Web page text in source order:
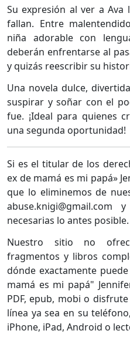
Su expresión al ver a
fallan. Entre
niña adorable con
deberán enfrentarse al
y quizás reescribir su
Una novela dulce,
suspirar y soñar con el
fue. ¡Ideal para quienes
una segunda oportunidad!
Si es el titular de los
ex de mamá es mi papá»
que lo eliminemos de
necesarias lo antes posible.
Nuestro sitio no
fragmentos y libros
dónde exactamente
mamá es mi papá"
PDF, epub, mobi o
línea ya sea en su
iPhone, iPad, Android o